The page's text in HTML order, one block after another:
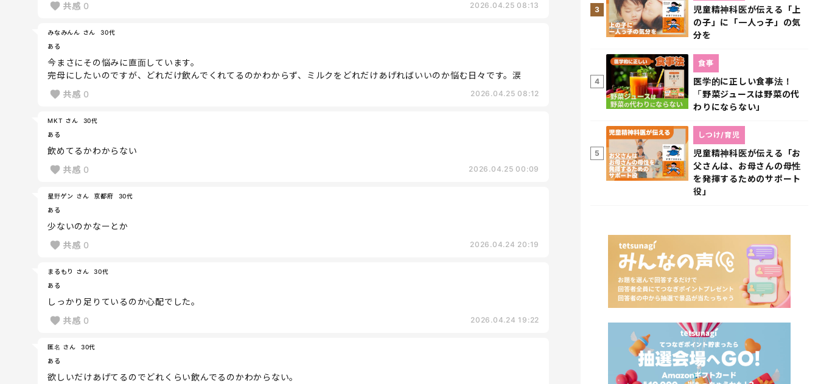
共感 0 2026.04.25 08:13
みなみんん さん
30代
ある
今まさにその悩みに直面しています。
完母にしたいのですが、どれだけ飲んでくれてるのかわからず、ミルクをどれだけあげればいいのか悩む日々です。涙
共感 0 2026.04.25 08:12
MKT さん
30代
ある
飲めてるかわからない
共感 0 2026.04.25 00:09
星野ゲン さん 京都府
30代
ある
少ないのかなーとか
共感 0 2026.04.24 20:19
まるもり さん
30代
ある
しっかり足りているのか心配でした。
共感 0 2026.04.24 19:22
匿名 さん
30代
ある
欲しいだけあげてるのでどれくらい飲んでるのかわからない。
3
児童精神科医が伝える「上
の子」に「一人っ子」の気
分を
4
医学的に正しい食事法！
「野菜ジュースは野菜の代
わりにならない」
食事
5
児童精神科医が伝える「お
父さんは、お母さんの母性
を発揮するためのサポート
役」
しつけ/育児